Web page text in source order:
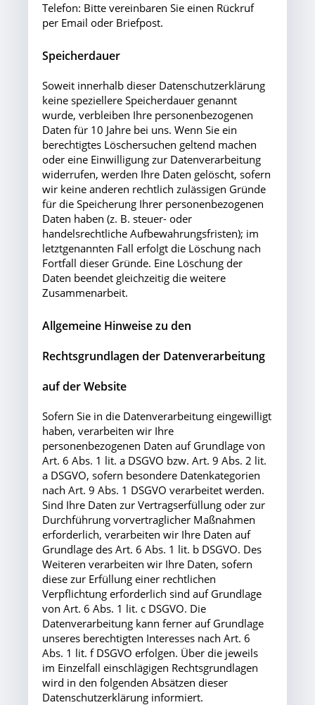
Telefon: Bitte vereinbaren Sie einen Rückruf
per Email oder Briefpost.
Speicherdauer
Soweit innerhalb dieser Datenschutzerklärung
keine speziellere Speicherdauer genannt
wurde, verbleiben Ihre personenbezogenen
Daten für 10 Jahre bei uns. Wenn Sie ein
berechtigtes Löschersuchen geltend machen
oder eine Einwilligung zur Datenverarbeitung
widerrufen, werden Ihre Daten gelöscht, sofern
wir keine anderen rechtlich zulässigen Gründe
für die Speicherung Ihrer personenbezogenen
Daten haben (z. B. steuer- oder
handelsrechtliche Aufbewahrungsfristen); im
letztgenannten Fall erfolgt die Löschung nach
Fortfall dieser Gründe. Eine Löschung der
Daten beendet gleichzeitig die weitere
Zusammenarbeit.
Allgemeine Hinweise zu den
Rechtsgrundlagen der Datenverarbeitung
auf der Website
Sofern Sie in die Datenverarbeitung eingewilligt
haben, verarbeiten wir Ihre
personenbezogenen Daten auf Grundlage von
Art. 6 Abs. 1 lit. a DSGVO bzw. Art. 9 Abs. 2 lit.
a DSGVO, sofern besondere Datenkategorien
nach Art. 9 Abs. 1 DSGVO verarbeitet werden.
Sind Ihre Daten zur Vertragserfüllung oder zur
Durchführung vorvertraglicher Maßnahmen
erforderlich, verarbeiten wir Ihre Daten auf
Grundlage des Art. 6 Abs. 1 lit. b DSGVO. Des
Weiteren verarbeiten wir Ihre Daten, sofern
diese zur Erfüllung einer rechtlichen
Verpflichtung erforderlich sind auf Grundlage
von Art. 6 Abs. 1 lit. c DSGVO. Die
Datenverarbeitung kann ferner auf Grundlage
unseres berechtigten Interesses nach Art. 6
Abs. 1 lit. f DSGVO erfolgen. Über die jeweils
im Einzelfall einschlägigen Rechtsgrundlagen
wird in den folgenden Absätzen dieser
Datenschutzerklärung informiert.